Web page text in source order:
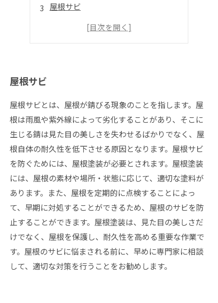
屋根サビ
屋根サビ
屋根サビとは、屋根が錆びる現象のことを指します。屋
根は雨風や紫外線によって劣化することがあり、そこに
生じる錆は見た目の美しさを失わせるばかりでなく、屋
根自体の耐久性を低下させる原因となります。屋根サビ
を防ぐためには、屋根塗装が必要とされます。屋根塗装
には、屋根の素材や場所・状態に応じて、適切な塗料が
あります。また、屋根を定期的に点検することによっ
て、早期に対処することができるため、屋根のサビを防
止することができます。屋根塗装は、見た目の美しさだ
けでなく、屋根を保護し、耐久性を高める重要な作業で
す。屋根のサビに悩まされる前に、早めに専門家に相談
して、適切な対策を行うことをお勧めします。